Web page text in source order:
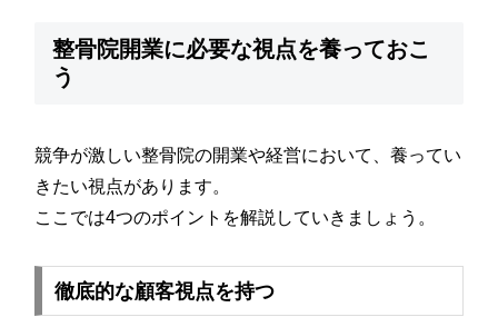
整骨院開業に必要な視点を養っておこ
う
競争が激しい整骨院の開業や経営において、養ってい
きたい視点があります。
ここでは4つのポイントを解説していきましょう。
徹底的な顧客視点を持つ